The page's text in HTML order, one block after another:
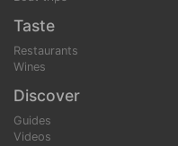
Taste
Restaurants
Wines
Discover
Guides
Videos